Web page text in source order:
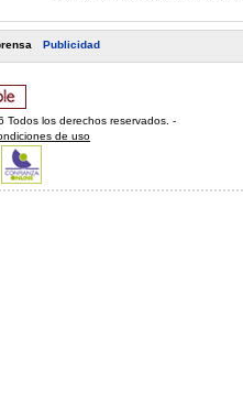
Publicidad
Todos los derechos reservados. -
de uso